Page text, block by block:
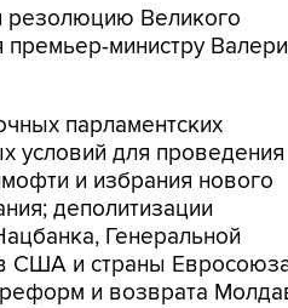
резолюцию Великого
премьер-министру
парламентских
условий для проведения
и избрания нового
деполитизации
Генеральной
США и страны
и возврата